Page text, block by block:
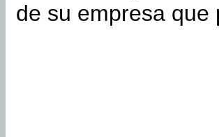
de su empresa que